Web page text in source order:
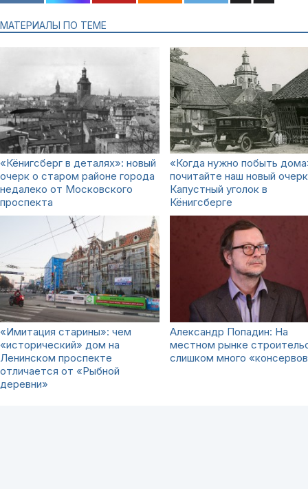
МАТЕРИАЛЫ ПО ТЕМЕ
«Кёнигсберг в деталях»: новый
очерк о старом районе города
недалеко от Московского
проспекта
«Когда нужно побыть
почитайте наш новый
Капустный уголок в
Кёнигсберге
«Имитация старины»: чем
«исторический» дом на
Ленинском проспекте
отличается от «Рыбной
деревни»
Александр Попадин: На
местном рынке
слишком много